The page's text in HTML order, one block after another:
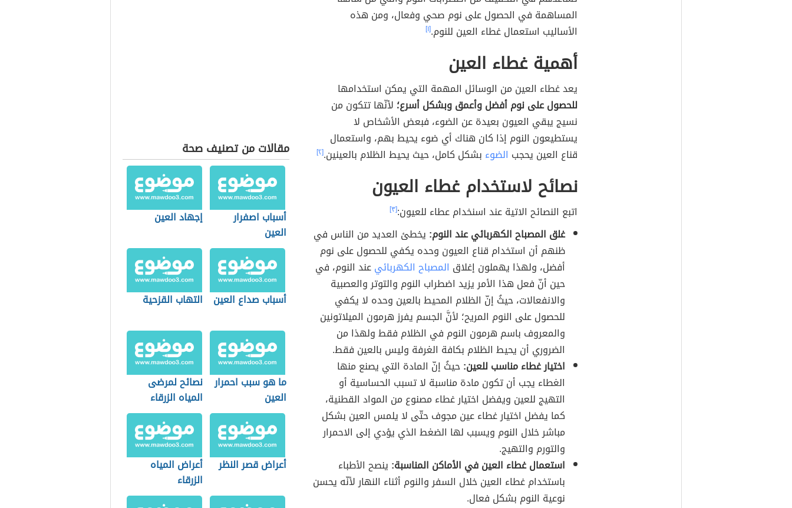
المساهمة في الحصول على نوم صحي وفعال، ومن هذه
الأساليب استعمال غطاء العين للنوم.[١]
أهمية غطاء العين
يعد غطاء العين من الوسائل المهمة التي يمكن استخدامها
للحصول على نوم أفضل وأعمق وبشكل أسرع؛ لأنّها تتكون من
نسيج يبقي العيون بعيدة عن الضوء، فبعض الأشخاص لا
يستطيعون النوم إذا كان هناك أي ضوء يحيط بهم، واستعمال
قناع العين يحجب الضوء بشكل كامل، حيث يحيط الظلام بالعينين.[٢]
نصائح لاستخدام غطاء العيون
اتبع النصائح الاتية عند اسنخدام عطاء للعيون:[٣]
غلق المصباح الكهربائي عند النوم: يخطئ العديد من الناس في
ظنهم أن استخدام قناع العيون وحده يكفي للحصول على نوم
أفضل، ولهذا يهملون إغلاق المصباح الكهربائيعند النوم، في
حين أنّ فعل هذا الأمر يزيد اضطراب النوم والتوتر والعصبية
والانفعالات، حيثُ إنّ الظلام المحيط بالعين وحده لا يكفي
للحصول على النوم المريح؛ لأنَّ الجسم يفرز هرمون الميلاتونين
والمعروف باسم هرمون النوم في الظلام فقط ولهذا من
الضروري أن يحيط الظلام بكافة الغرفة وليس بالعين فقط.
اختيار غطاء مناسب للعين:حيثُ إنّ المادة التي يصنع منها
الغطاء يجب أن تكون مادة مناسبة لا تسبب الحساسية أو
التهيج للعين ويفضل اختيار غطاء مصنوع من المواد القطنية،
كما يفضل اختيار غطاء عين مجوف حتّى لا يلمس العين بشكل
مباشر خلال النوم ويسبب لها الضغط الذي يؤدي إلى الاحمرار
والتورم والتهيج.
استعمال غطاء العين في الأماكن المناسبة: ينصح الأطباء
باستخدام غطاء العين خلال السفر والنوم أثناء النهار لأنّه يحسن
نوعية النوم بشكل فعال.
مقالات من تصنيف صحة
أسباب اصفرار
العين
إجهاد العين
أسباب صداع العين التهاب القزحية
ما هو سبب احمرار
العين
نصائح لمرضى
المياه الزرقاء
أعراض قصر النظر
أعراض المياه
الزرقاء